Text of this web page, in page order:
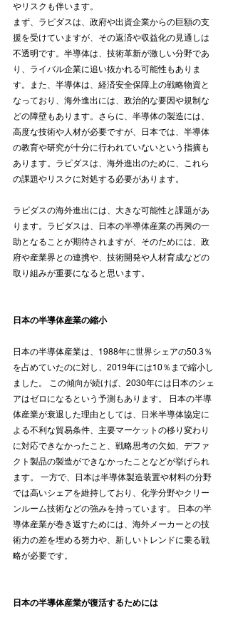
やリスクも伴います。
まず、ラピダスは、政府や出資企業からの巨額の支
援を受けていますが、その返済や収益化の見通しは
不透明です。半導体は、技術革新が激しい分野であ
り、ライバル企業に追い抜かれる可能性もありま
す。また、半導体は、経済安全保障上の戦略物資と
なっており、海外進出には、政治的な要因や規制な
どの障壁もあります。さらに、半導体の製造には、
高度な技術や人材が必要ですが、日本では、半導体
の教育や研究が十分に行われていないという指摘も
あります。ラピダスは、海外進出のために、これら
の課題やリスクに対処する必要があります。
ラピダスの海外進出には、大きな可能性と課題があ
ります。ラピダスは、日本の半導体産業の再興の一
助となることが期待されますが、そのためには、政
府や産業界との連携や、技術開発や人材育成などの
取り組みが重要になると思います。
日本の半導体産業の縮小
日本の半導体産業は、1988年に世界シェアの50.3％
を占めていたのに対し、2019年には10％まで縮小し
ました。 この傾向が続けば、2030年には日本のシェ
アはゼロになるという予測もあります。 日本の半導
体産業が衰退した理由としては、日米半導体協定に
よる不利な貿易条件、主要マーケットの移り変わり
に対応できなかったこと、戦略思考の欠如、デファ
クト製品の製造ができなかったことなどが挙げられ
ます。 一方で、日本は半導体製造装置や材料の分野
では高いシェアを維持しており、化学分野やクリー
ンルーム技術などの強みを持っています。 日本の半
導体産業が巻き返すためには、海外メーカーとの技
術力の差を埋める努力や、新しいトレンドに乗る戦
略が必要です。
日本の半導体産業が復活するためには